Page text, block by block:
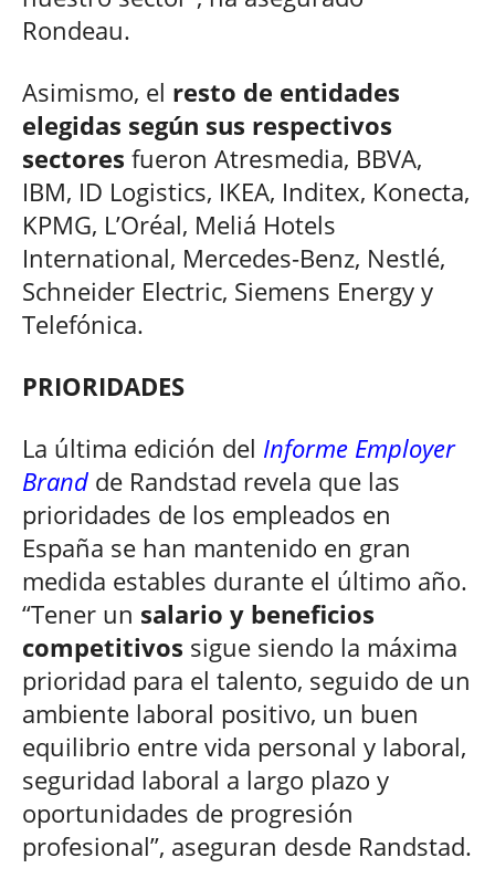
Rondeau.
Asimismo, el resto de entidades
elegidas según sus respectivos
sectores fueron Atresmedia, BBVA,
IBM, ID Logistics, IKEA, Inditex, Konecta,
KPMG, L’Oréal, Meliá Hotels
International, Mercedes-Benz, Nestlé,
Schneider Electric, Siemens Energy y
Telefónica.
PRIORIDADES
La última edición del Informe Employer
Brand de Randstad revela que las
prioridades de los empleados en
España se han mantenido en gran
medida estables durante el último año.
“Tener un salario y beneficios
competitivos sigue siendo la máxima
prioridad para el talento, seguido de un
ambiente laboral positivo, un buen
equilibrio entre vida personal y laboral,
seguridad laboral a largo plazo y
oportunidades de progresión
profesional”, aseguran desde Randstad.